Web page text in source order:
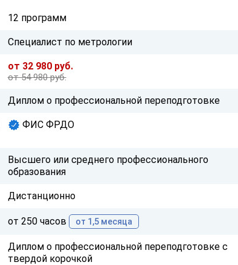
12 программ
Специалист по метрологии
от 32 980 руб.
от 54 980 руб.
Диплом о профессиональной переподготовке
ФИС ФРДО
Высшего или среднего профессионального
образования
Дистанционно
от 250 часов от 1,5 месяца
Диплом о профессиональной переподготовке с
твердой корочкой